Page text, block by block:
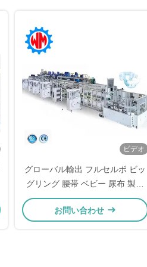
造 製造 製造 製造 製造 製造 製造
製造 製造 製造 製造 製造 製造 製
製造 製造 製造 製造 製造 製造 製
造 製造 製造 製造 製造 製造 製造
製造 製造 製造 製造 製造 製造 製
造 製造 製造 製造 製造 製造 製造
製造 製造 製造 製造 製造 製造 製
造 製造 製造 製造 製造 製造 製造
製造 製造 製造 製造 製造 製造 製
造 製造 製造 製造 製造 製造 製造
造 製造 製造 製造
ビデオ
グローバル輸出 フルセルボ ビッ
グリング 腰帯 ベビー 尿布 製造
機械 CE に 合わせた
お問い合わせ